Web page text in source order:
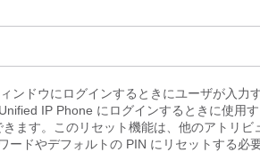
ンドウにログインするときにユーザが入力
IP Phone にログインするときに使用
ます。このリセット機能は、他のアトリビ
ードやデフォルトの PIN にリセットする必